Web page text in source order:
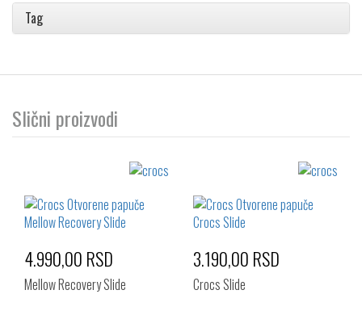
Tag
Slični proizvodi
4.990,00 RSD
Mellow Recovery Slide
3.190,00 RSD
Crocs Slide